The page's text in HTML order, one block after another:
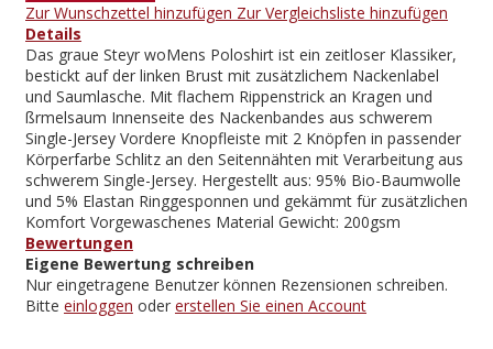
Zur Wunschzettel hinzufügen Zur Vergleichsliste hinzufügen
Details
Das graue Steyr woMens Poloshirt ist ein zeitloser Klassiker,
bestickt auf der linken Brust mit zusätzlichem Nackenlabel
und Saumlasche. Mit flachem Rippenstrick an Kragen und
ßrmelsaum Innenseite des Nackenbandes aus schwerem
Single-Jersey Vordere Knopfleiste mit 2 Knöpfen in passender
Körperfarbe Schlitz an den Seitennähten mit Verarbeitung aus
schwerem Single-Jersey. Hergestellt aus: 95% Bio-Baumwolle
und 5% Elastan Ringgesponnen und gekämmt für zusätzlichen
Komfort Vorgewaschenes Material Gewicht: 200gsm
Bewertungen
Eigene Bewertung schreiben
Nur eingetragene Benutzer können Rezensionen schreiben.
Bitte einloggen oder erstellen Sie einen Account